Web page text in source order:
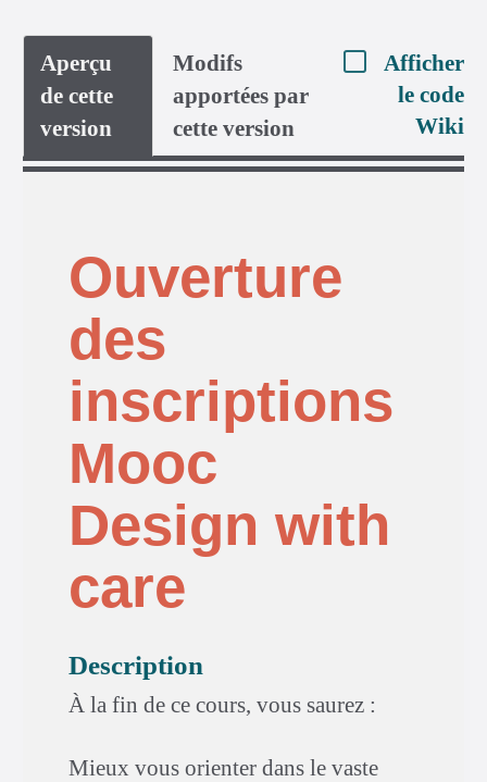
Aperçu
de cette
version
Modifs
apportées par
cette version
Afficher
le code
Wiki
Ouverture
des
inscriptions
Mooc
Design with
care
Description
À la fin de ce cours, vous saurez :
Mieux vous orienter dans le vaste